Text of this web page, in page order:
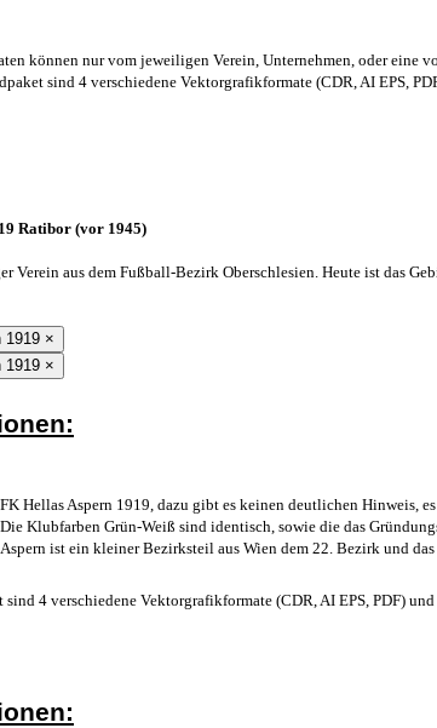
können nur vom jeweiligen Verein, Unternehmen, oder eine
sind 4 verschiedene Vektorgrafikformate (CDR, AI EPS,
Ratibor (vor 1945)
Verein aus dem Fußball-Bezirk Oberschlesien. Heute ist das
×
×
FK Hellas Aspern 1919, dazu gibt es keinen deutlichen Hinweis,
Die Klubfarben Grün-Weiß sind identisch, sowie die das
Aspern ist ein kleiner Bezirksteil aus Wien dem 22. Bezirk und
4 verschiedene Vektorgrafikformate (CDR, AI EPS, PDF)